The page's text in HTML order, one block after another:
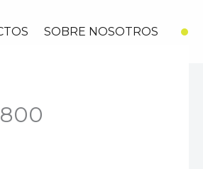
SOBRE NOSOTROS